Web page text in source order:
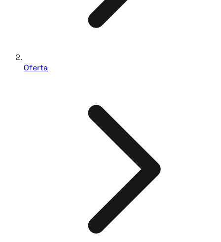
Oferta